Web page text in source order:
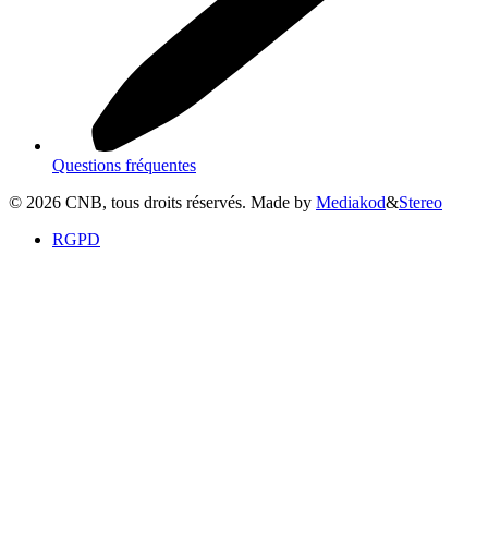
Questions fréquentes
© 2026 CNB, tous droits réservés. Made by Mediakod&Stereo
RGPD